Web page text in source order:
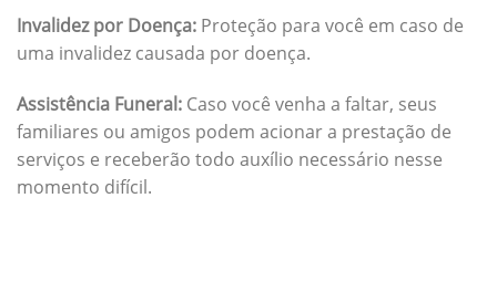
Invalidez por Doença: Proteção para você em caso de
uma invalidez causada por doença.
Assistência Funeral: Caso você venha a faltar, seus
familiares ou amigos podem acionar a prestação de
serviços e receberão todo auxílio necessário nesse
momento difícil.